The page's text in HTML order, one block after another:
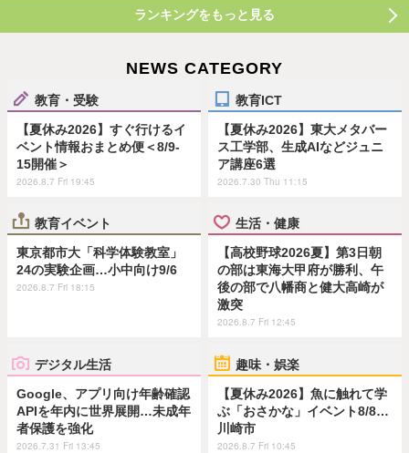
ランキングをもっと見る
NEWS CATEGORY
教育・受験
【夏休み2026】すぐ行けるイ
ベント情報おまとめ便＜8/9-
15開催＞
2026.8.7 Fri 19:45
教育ICT
【夏休み2026】東大メタバー
ス工学部、生成AIなどジュニ
ア講座6選
2026.7.30 Thu 11:15
教育イベント
東京都市大「科学体験教室」
24の実験企画…小中向け9/6
2026.8.7 Fri 18:15
生活・健康
【高校野球2026夏】第3日朝
の部は東海大甲府が勝利、午
後の部で八幡商と健大高崎が
激突
2026.8.7 Fri 12:45
デジタル生活
Google、アプリ向け年齢確認
APIを年内に世界展開…未成年
者保護を強化
2026.7.31 Fri 13:45
趣味・娯楽
【夏休み2026】魚に触れて学
ぶ「おさかな」イベント8/8…
川崎市
2026.8.7 Fri 10:45